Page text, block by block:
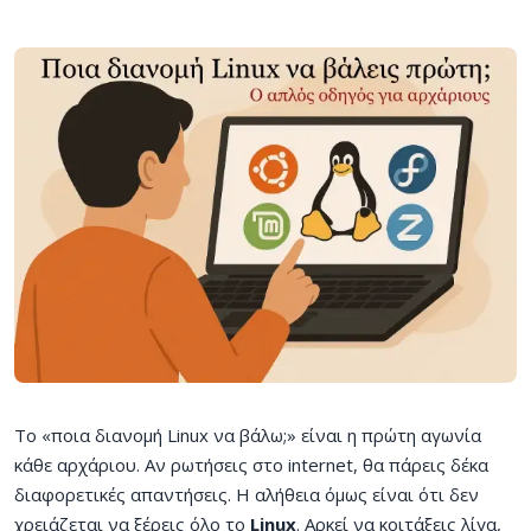
Το «ποια διανομή Linux να βάλω;» είναι η πρώτη αγωνία
κάθε αρχάριου. Αν ρωτήσεις στο internet, θα πάρεις δέκα
διαφορετικές απαντήσεις. Η αλήθεια όμως είναι ότι δεν
χρειάζεται να ξέρεις όλο τo Linux. Αρκεί να κοιτάξεις λίγα,